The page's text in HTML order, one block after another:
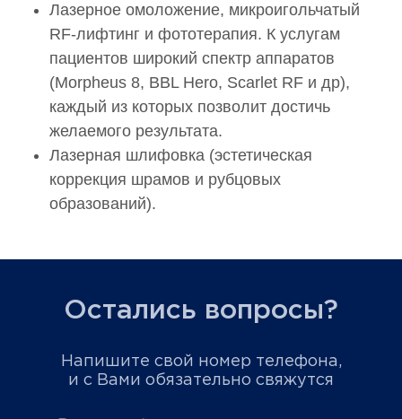
Лазерное омоложение, микроигольчатый
RF-лифтинг и фототерапия. К услугам
пациентов широкий спектр аппаратов
(Morpheus 8, BBL Hero, Scarlet RF и др),
каждый из которых позволит достичь
желаемого результата.
Лазерная шлифовка (эстетическая
коррекция шрамов и рубцовых
образований).
Остались вопросы?
Напишите свой номер телефона,
и с Вами обязательно свяжутся